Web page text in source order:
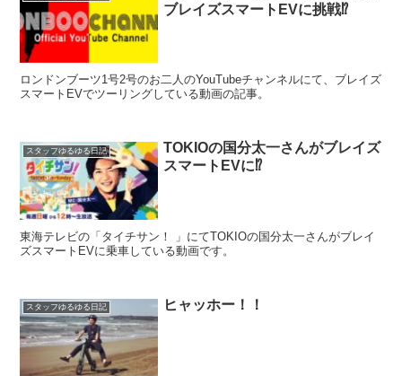
ブレイズスマートEVに挑戦⁉
ロンドンブーツ1号2号のお二人のYouTubeチャンネルにて、ブレイズ
スマートEVでツーリングしている動画の記事。
スタッフゆるゆる日記
TOKIOの国分太一さんがブレイズ
スマートEVに⁉
東海テレビの「タイチサン！ 」にてTOKIOの国分太一さんがブレイ
ズスマートEVに乗車している動画です。
スタッフゆるゆる日記 ヒャッホー！！